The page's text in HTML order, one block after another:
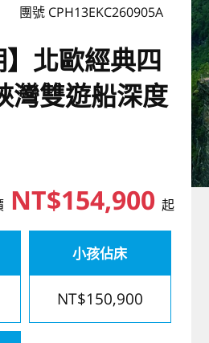
團號 CPH13EKC260905A
】北歐經典四
灣雙遊船深度
NT$154,900 起
小孩佔床
NT$150,900